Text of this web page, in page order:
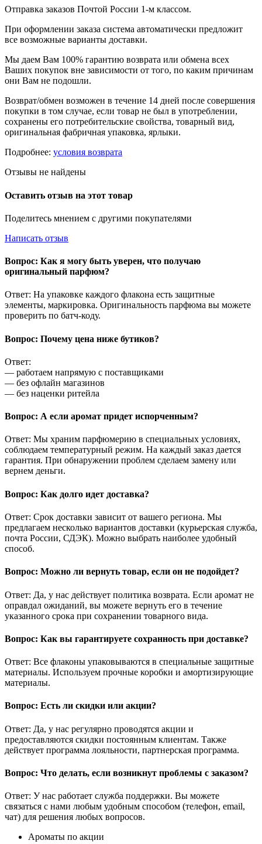
Отправка заказов Почтой России 1-м классом.
При оформлении заказа система автоматически предложит
все возможные варианты доставки.
Мы даем Вам 100% гарантию возврата или обмена всех
Ваших покупок вне зависимости от того, по каким причинам
они Вам не подошли.
Возврат/обмен возможен в течение 14 дней после совершения
покупки в том случае, если товар не был в употреблении,
сохранены его потребительские свойства, товарный вид,
оригинальная фабричная упаковка, ярлыки.
Подробнее: условия возврата
Отзывы не найдены
Оставить отзыв на этот товар
Поделитесь мнением с другими покупателями
Написать отзыв
Вопрос: Как я могу быть уверен, что получаю
оригинальный парфюм?
Ответ: На упаковке каждого флакона есть защитные
элементы, маркировка. Оригинальность парфюма вы можете
проверить по батч-коду.
Вопрос: Почему цена ниже бутиков?
Ответ:
— работаем напрямую с поставщиками
— без офлайн магазинов
— без наценки ритейла
Вопрос: А если аромат придет испорченным?
Ответ: Мы храним парфюмерию в специальных условиях,
соблюдаем температурный режим. На каждый заказ дается
гарантия. При обнаружении проблем сделаем замену или
вернем деньги.
Вопрос: Как долго идет доставка?
Ответ: Срок доставки зависит от вашего региона. Мы
предлагаем несколько вариантов доставки (курьерская служба,
почта России, СДЭК). Можно выбрать наиболее удобный
способ.
Вопрос: Можно ли вернуть товар, если он не подойдет?
Ответ: Да, у нас действует политика возврата. Если аромат не
оправдал ожиданий, вы можете вернуть его в течение
указанного срока при сохранении товарного вида.
Вопрос: Как вы гарантируете сохранность при доставке?
Ответ: Все флаконы упаковываются в специальные защитные
материалы. Используем прочные коробки и амортизирующие
материалы.
Вопрос: Есть ли скидки или акции?
Ответ: Да, у нас регулярно проводятся акции и
предоставляются скидки постоянным клиентам. Также
действует программа лояльности, партнерская программа.
Вопрос: Что делать, если возникнут проблемы с заказом?
Ответ: У нас работает служба поддержки. Вы можете
связаться с нами любым удобным способом (телефон, email,
чат) для решения любых вопросов.
Ароматы по акции